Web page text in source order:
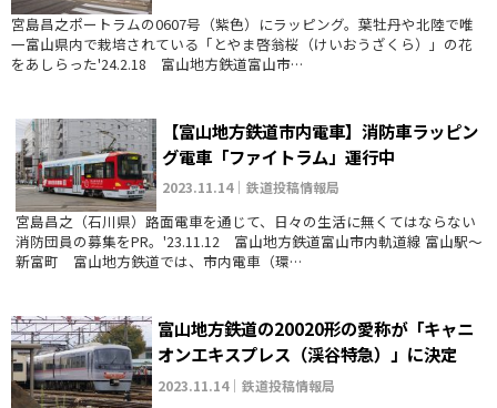
宮島昌之ポートラムの0607号（紫色）にラッピング。葉牡丹や北陸で唯
一富山県内で栽培されている「とやま啓翁桜（けいおうざくら）」の花
をあしらった'24.2.18 富山地方鉄道富山市…
【富山地方鉄道市内電車】消防車ラッピン
グ電車「ファイトラム」運行中
2023.11.14｜鉄道投稿情報局
宮島昌之（石川県）路面電車を通じて、日々の生活に無くてはならない
消防団員の募集をPR。'23.11.12 富山地方鉄道富山市内軌道線 富山駅～
新富町 富山地方鉄道では、市内電車（環…
富山地方鉄道の20020形の愛称が「キャニ
オンエキスプレス（渓谷特急）」に決定
2023.11.14｜鉄道投稿情報局